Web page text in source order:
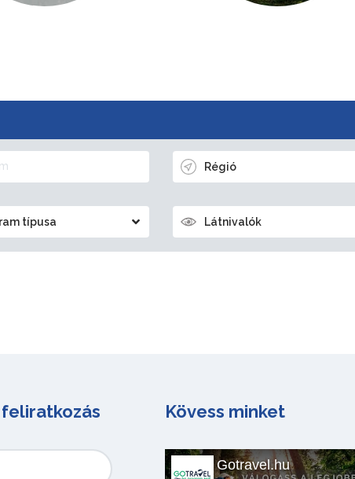
Régió
típusa Látnivalók
Kövess minket
Gotravel.hu